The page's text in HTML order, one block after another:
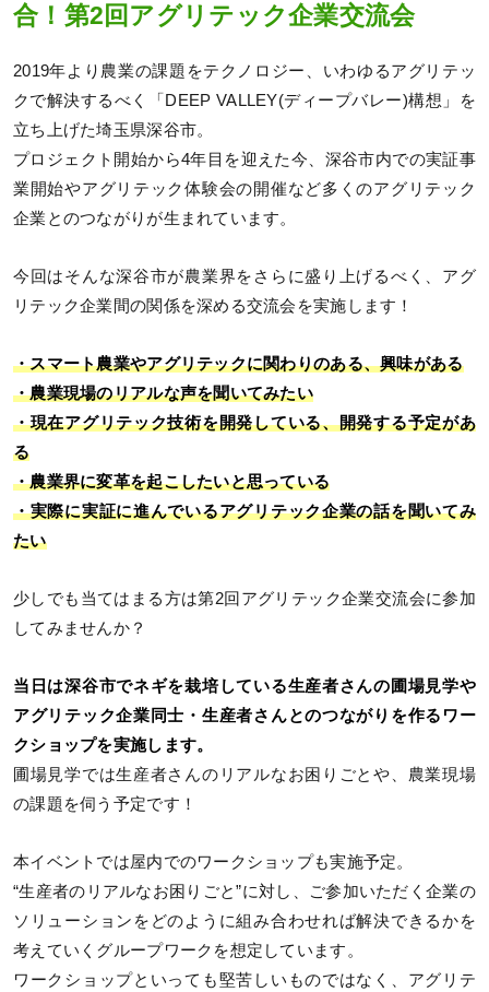
合！第2回アグリテック企業交流会
2019年より農業の課題をテクノロジー、いわゆるアグリテッ
クで解決するべく「DEEP VALLEY(ディープバレー)構想」を
立ち上げた埼玉県深谷市。
プロジェクト開始から4年目を迎えた今、深谷市内での実証事
業開始やアグリテック体験会の開催など多くのアグリテック
企業とのつながりが生まれています。
今回はそんな深谷市が農業界をさらに盛り上げるべく、アグ
リテック企業間の関係を深める交流会を実施します！
・スマート農業やアグリテックに関わりのある、興味がある
・農業現場のリアルな声を聞いてみたい
・現在アグリテック技術を開発している、開発する予定があ
る
・農業界に変革を起こしたいと思っている
・実際に実証に進んでいるアグリテック企業の話を聞いてみ
たい
少しでも当てはまる方は第2回アグリテック企業交流会に参加
してみませんか？
当日は深谷市でネギを栽培している生産者さんの圃場見学や
アグリテック企業同士・生産者さんとのつながりを作るワー
クショップを実施します。
圃場見学では生産者さんのリアルなお困りごとや、農業現場
の課題を伺う予定です！
本イベントでは屋内でのワークショップも実施予定。
“生産者のリアルなお困りごと”に対し、ご参加いただく企業の
ソリューションをどのように組み合わせれば解決できるかを
考えていくグループワークを想定しています。
ワークショップといっても堅苦しいものではなく、アグリテ